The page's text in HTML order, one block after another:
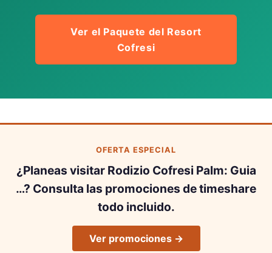
Ver el Paquete del Resort
Cofresi
OFERTA ESPECIAL
¿Planeas visitar Rodizio Cofresi Palm: Guia
…? Consulta las promociones de timeshare
todo incluido.
Ver promociones →